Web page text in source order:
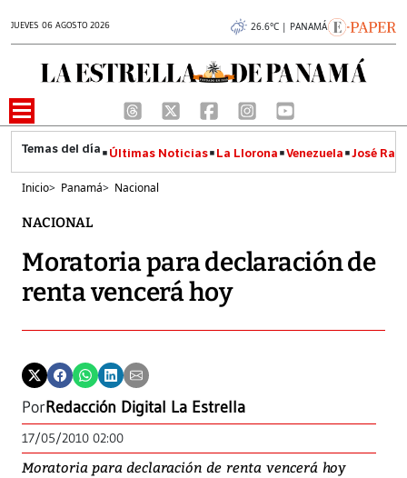
JUEVES 06 AGOSTO 2026 26.6°C | PANAMÁ
Últimas Noticias La Llorona Venezuela José
Inicio> Panamá> Nacional
NACIONAL
Moratoria para declaración de
renta vencerá hoy
PorRedacción Digital La Estrella
17/05/2010 02:00
Moratoria para declaración de renta vencerá hoy